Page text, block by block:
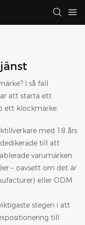
I så fall
att starta ett
ett klockmärke.
med 18 års
till att
varumärken
– oavsett om det är
eller ODM
stegen i att
till